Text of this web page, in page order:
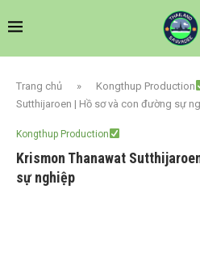
Trang chủ » Kongthup Production
Sutthijaroen | Hồ sơ và con đường sự
Kongthup Production
Krismon Thanawat
sự nghiệp